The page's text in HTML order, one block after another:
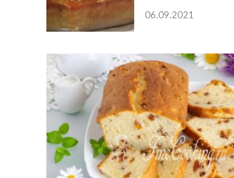
06.09.2021